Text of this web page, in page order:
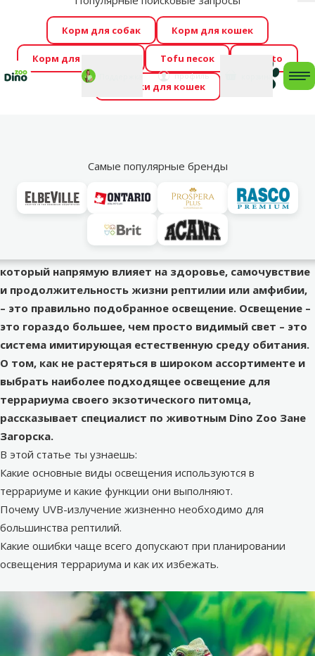
Весь месяц Dino Zoo предлагает отличные цены на
ТОП-овые корма! 🍖
→Ознакомиться!
Фотоконкурс “GADA ŪSAIŅI”! Возможно Твой питомец
станет звездой 2027 →Участвовать
Мой
профиль
Корм для собак Корм для кошек
Корм для грызунов Tofu песок Foresto
Домики для кошек
Самые популярные бренды
Лампа для террариума – как выбрать освещение для
Успешное и ответственное содержание экзотического
питомца начинается с правильно организованной
среды обитания, где террариум играет центральную
который напрямую влияет на здоровье, самочувствие
и продолжительность жизни рептилии или амфибии,
– это правильно подобранное освещение. Освещение –
это гораздо большее, чем просто видимый свет – это
система имитирующая естественную среду обитания.
О том, как не растеряться в широком ассортименте и
выбрать наиболее подходящее освещение для
террариума своего экзотического питомца,
рассказывает специалист по животным Dino Zoo Зане
Загорска.
В этой статье ты узнаешь:
Какие основные виды освещения используются в
террариуме и какие функции они выполняют.
Почему UVB-излучение жизненно необходимо для
большинства рептилий.
Какие ошибки чаще всего допускают при планировании
освещения террариума и как их избежать.